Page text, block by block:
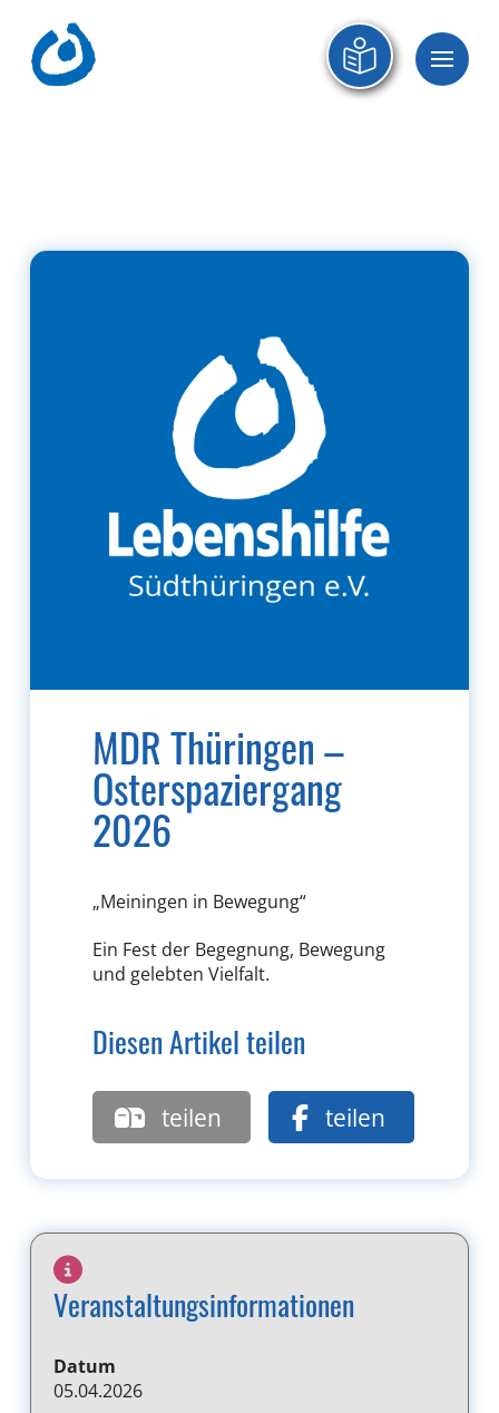
MDR Thüringen –
Osterspaziergang
2026
„Meiningen in Bewegung“
Ein Fest der Begegnung, Bewegung
und gelebten Vielfalt.
Diesen Artikel teilen
teilen teilen
Veranstaltungsinformationen
Datum
05.04.2026